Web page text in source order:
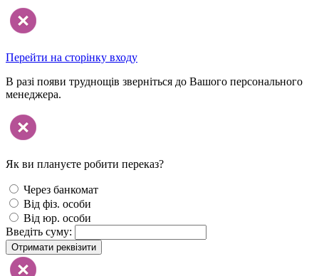
Перейти на сторінку входу
В разі появи труднощів зверніться до Вашого персонального
менеджера.
Як ви плануєте робити переказ?
Через банкомат
Від фіз. особи
Від юр. особи
Введіть суму:
Отримати реквізити